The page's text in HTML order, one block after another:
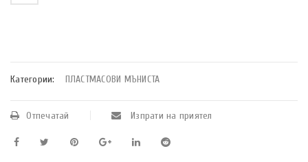
Категории: ПЛАСТМАСОВИ МЪНИСТА
Отпечатай Изпрати на приятел